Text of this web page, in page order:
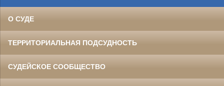
О СУДЕ
ТЕРРИТОРИАЛЬНАЯ ПОДСУДНОСТЬ
СУДЕЙСКОЕ СООБЩЕСТВО